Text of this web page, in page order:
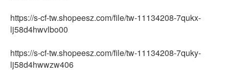
https://s-cf-tw.shopeesz.com/file/tw-11134208-7qukx-
lj58d4hwvlbo00
https://s-cf-tw.shopeesz.com/file/tw-11134208-7quky-
lj58d4hwwzw406